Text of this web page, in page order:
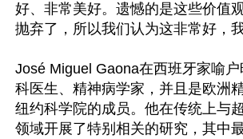
好、非常美好。遗憾的是这些价值
抛弃了，所以我们认为这非常好，
José Miguel Gaona在西班牙家喻
科医生、精神病学家，并且是欧洲
纽约科学院的成员。他在传统上与
领域开展了特别相关的研究，其中